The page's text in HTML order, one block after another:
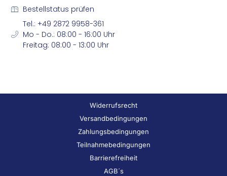
Bestellstatus prüfen
Tel.: +49 2872 9958-361
Mo - Do.: 08:00 - 16:00 Uhr
Freitag: 08:00 - 13:00 Uhr
Widerrufsrecht
Versandbedingungen
Zahlungsbedingungen
Teilnahmebedingungen
Barrierefreiheit
AGB´s